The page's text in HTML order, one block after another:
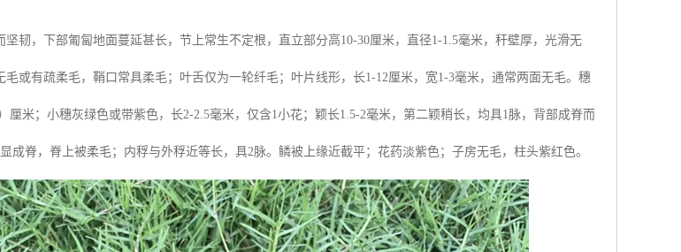
韧，下部匍匐地面蔓延甚长，节上常生不定根，直立部分高10-30厘米，直径1-1.5毫米，秆壁厚，光滑无
或有疏柔毛，鞘口常具柔毛；叶舌仅为一轮纤毛；叶片线形，长1-12厘米，宽1-3毫米，通常两面无毛。穗
厘米；小穗灰绿色或带紫色，长2-2.5毫米，仅含1小花；颖长1.5-2毫米，第二颖稍长，均具1脉，背部成脊而
成脊，脊上被柔毛；内稃与外稃近等长，具2脉。鳞被上缘近截平；花药淡紫色；子房无毛，柱头紫红色。